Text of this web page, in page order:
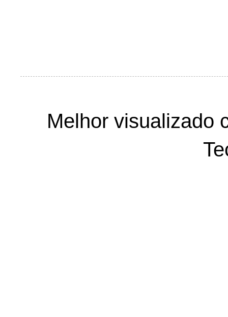
Melhor visualizado